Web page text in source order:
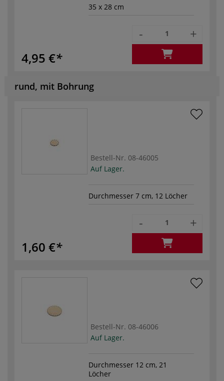
35 x 28 cm
4,95 €
- +
rund, mit Bohrung
Bestell-Nr. 08-46005
Auf Lager.
Durchmesser 7 cm, 12 Löcher
1,60 €
- +
Bestell-Nr. 08-46006
Auf Lager.
Durchmesser 12 cm, 21
Löcher